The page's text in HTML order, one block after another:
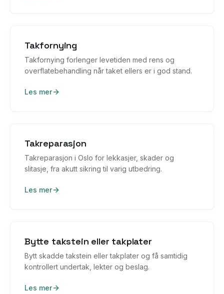
Takfornying
Takfornying forlenger levetiden med rens og
overflatebehandling når taket ellers er i god stand.
Les mer
Takreparasjon
Takreparasjon i Oslo for lekkasjer, skader og
slitasje, fra akutt sikring til varig utbedring.
Les mer
Bytte takstein eller takplater
Bytt skadde takstein eller takplater og få samtidig
kontrollert undertak, lekter og beslag.
Les mer